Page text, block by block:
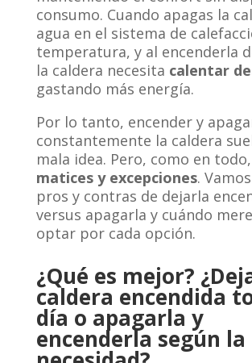
consumo. Cuando apagas la
agua en el sistema de
temperatura, y al encenderla
la caldera necesita calentar
gastando más energía.
Por lo tanto, encender y
constantemente la caldera
mala idea. Pero, como en todo,
matices y excepciones.
pros y contras de dejarla
versus apagarla y cuándo
optar por cada opción.
¿Qué es mejor?
caldera encendida
día o apagarla y
encenderla según la